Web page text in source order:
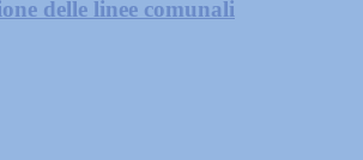
delle linee comunali